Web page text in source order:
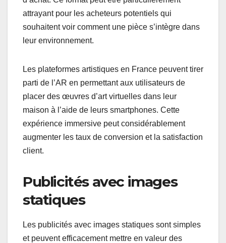
attrayant pour les acheteurs potentiels qui
souhaitent voir comment une pièce s’intègre dans
leur environnement.
Les plateformes artistiques en France peuvent tirer
parti de l’AR en permettant aux utilisateurs de
placer des œuvres d’art virtuelles dans leur
maison à l’aide de leurs smartphones. Cette
expérience immersive peut considérablement
augmenter les taux de conversion et la satisfaction
client.
Publicités avec images
statiques
Les publicités avec images statiques sont simples
et peuvent efficacement mettre en valeur des